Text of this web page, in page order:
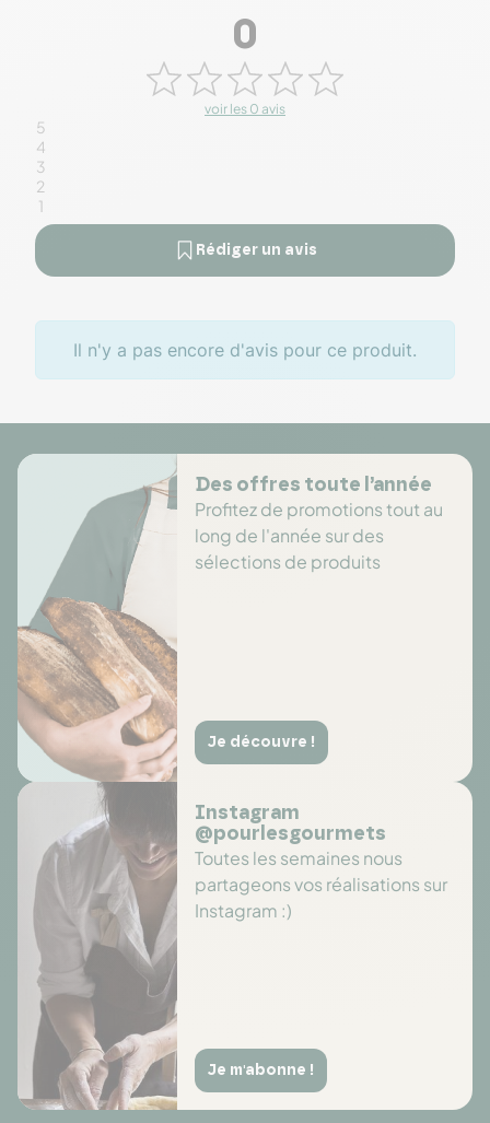
0
voir les 0 avis
5
4
3
2
1
Rédiger un avis
Il n'y a pas encore d'avis pour ce produit.
Des offres toute l’année
Profitez de promotions tout au
long de l'année sur des
sélections de produits
Je découvre !
Instagram
@pourlesgourmets
Toutes les semaines nous
partageons vos réalisations sur
Instagram :)
Je m'abonne !